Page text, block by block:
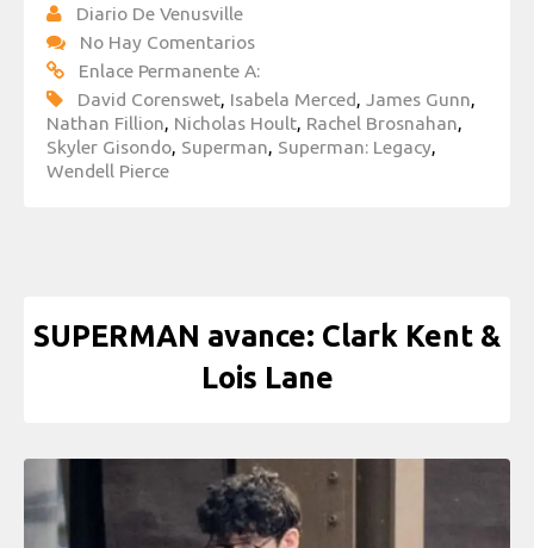
Diario De Venusville
No Hay Comentarios
Enlace Permanente A:
David Corenswet, Isabela Merced, James Gunn,
Nathan Fillion, Nicholas Hoult, Rachel Brosnahan,
Skyler Gisondo, Superman, Superman: Legacy,
Wendell Pierce
SUPERMAN avance: Clark Kent &
Lois Lane